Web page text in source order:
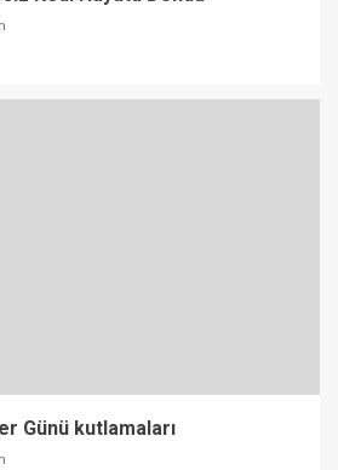
Günü kutlamaları